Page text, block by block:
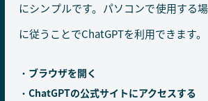
にシンプルです。パソコンで使用する
に従うことでChatGPTを利用できます。
ブラウザを開く
ChatGPTの公式サイトにアクセスする